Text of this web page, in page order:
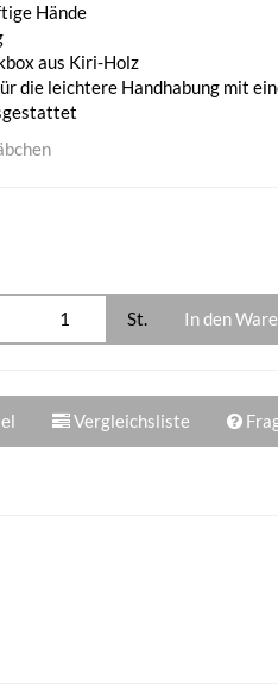
Hände
aus Kiri-Holz
die leichtere Handhabung mit
St. In den
Vergleichsliste